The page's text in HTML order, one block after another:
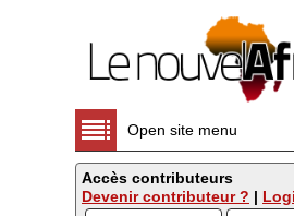
Open site menu
Accès contributeurs
Devenir contributeur ? |